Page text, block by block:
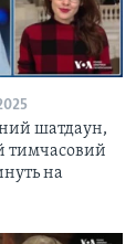
шатдаун,
тимчасовий
на